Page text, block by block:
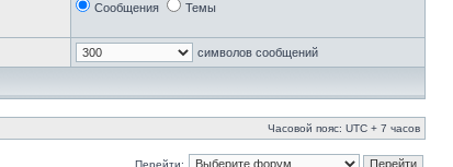
Сообщения Темы
символов сообщений
Часовой пояс: UTC + 7 часов
Перейти: